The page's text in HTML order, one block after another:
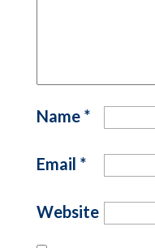
Name *
Email *
Website